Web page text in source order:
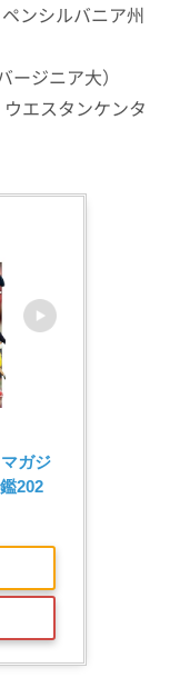
ンシルバニア州
ージニア大）
エスタンケンタ
ガジ
202